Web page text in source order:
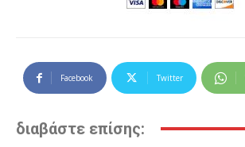
Facebook Twitter
διαβάστε επίσης: